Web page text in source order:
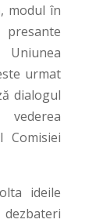
modul în
urmat
dialogul
ideile